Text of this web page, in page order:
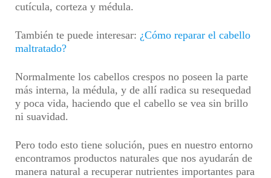
cutícula, corteza y médula.
También te puede interesar: ¿Cómo reparar el cabello
maltratado?
Normalmente los cabellos crespos no poseen la parte
más interna, la médula, y de allí radica su resequedad
y poca vida, haciendo que el cabello se vea sin brillo
ni suavidad.
Pero todo esto tiene solución, pues en nuestro entorno
encontramos productos naturales que nos ayudarán de
manera natural a recuperar nutrientes importantes para